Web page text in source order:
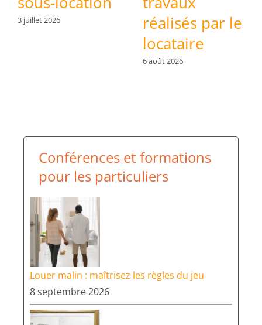
le
troubles de
3 juillet 2026
Conférences et formations
pour les particuliers
Louer malin : maîtrisez les règles du jeu
8 septembre 2026